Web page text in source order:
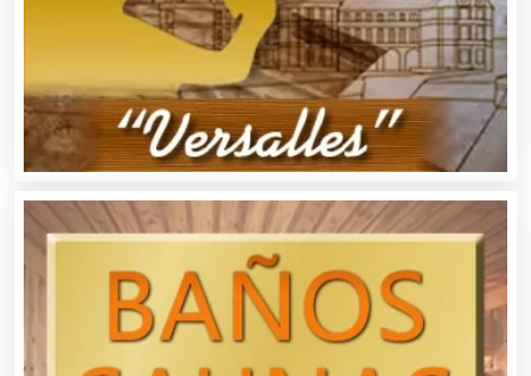
Asilos
Asociaciones Civiles
Audio, Sonido e Iluminación
Audios para Eventos